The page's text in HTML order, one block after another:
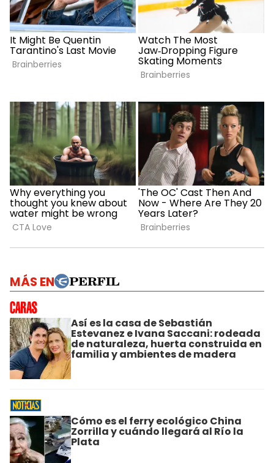
MÁS EN
Así es la casa de Sebastián
Estevanez e Ivana Saccani: rodeada
de naturaleza, huerta construida en
familia y ambientes de madera
Cómo es el ferry ecológico China
Zorrilla y cuándo llegará al Río la
Plata